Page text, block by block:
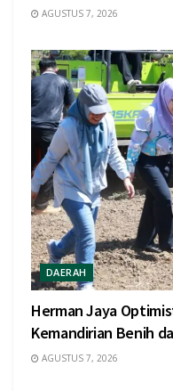
AGUSTUS 7, 2026
DAERAH
Herman Jaya
Kemandirian Benih
AGUSTUS 7, 2026